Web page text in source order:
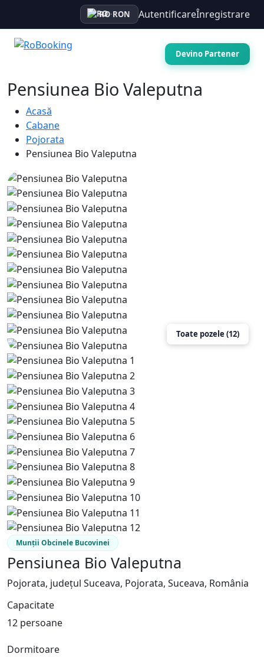
RO·RON AutentificareÎnregistrare
Devino Partener
Pensiunea Bio Valeputna
Acasă
Cabane
Pojorata
Pensiunea Bio Valeputna
Toate pozele (12)
Munții Obcinele Bucovinei
Pensiunea Bio Valeputna
Pojorata, județul Suceava, Pojorata, Suceava, România
Capacitate
12 persoane
Dormitoare